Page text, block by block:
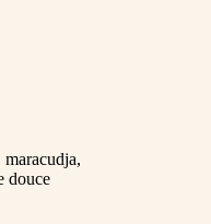
maracudja,
douce